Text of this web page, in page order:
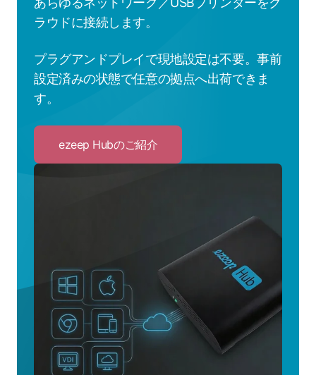
ラウドに接続します。
プラグアンドプレイで現地設定は不要。事前
設定済みの状態で任意の拠点へ出荷できま
す。
ezeep Hubのご紹介
to
介